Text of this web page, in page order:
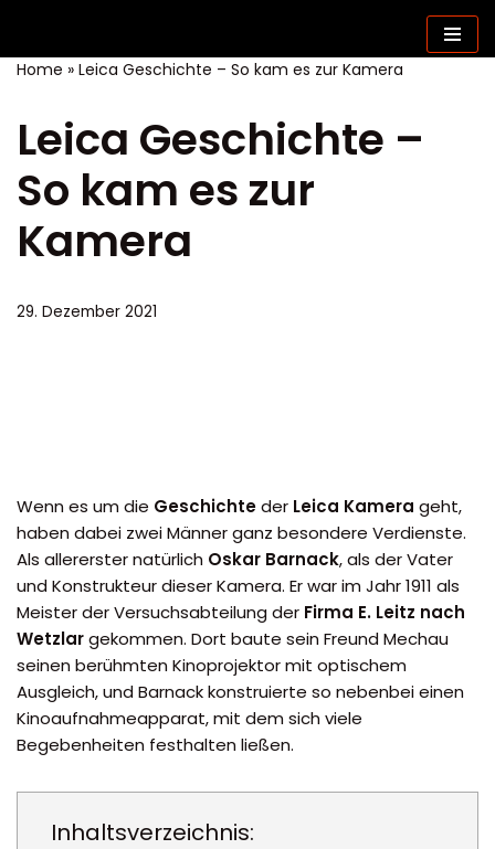
Zum
Home » Leica Geschichte – So kam es zur Kamera
Leica Geschichte –
So kam es zur
Kamera
29. Dezember 2021
Wenn es um die Geschichteder Leica Kamera geht,
haben dabei zwei Männer ganz besondere Verdienste.
Als allererster natürlich Oskar Barnack, als der Vater
und Konstrukteur dieser Kamera. Er war im Jahr 1911 als
Meister der Versuchsabteilung der Firma E. Leitz nach
Wetzlargekommen. Dort baute sein Freund Mechau
seinen berühmten Kinoprojektor mit optischem
Ausgleich, und Barnack konstruierte so nebenbei einen
Kinoaufnahmeapparat, mit dem sich viele
Begebenheiten festhalten ließen.
Inhaltsverzeichnis: